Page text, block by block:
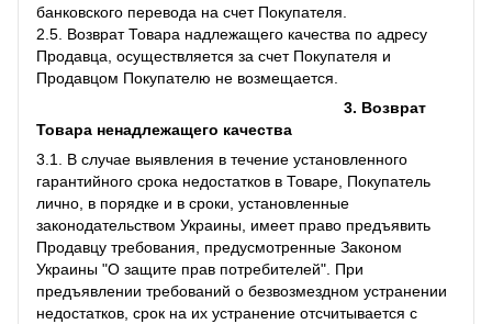
банковского перевода на счет Покупателя.
2.5. Возврат Товара надлежащего качества по адресу
Продавца, осуществляется за счет Покупателя и
Продавцом Покупателю не возмещается.
3. Возврат
Товара ненадлежащего качества
3.1. В случае выявления в течение установленного
гарантийного срока недостатков в Товаре, Покупатель
лично, в порядке и в сроки, установленные
законодательством Украины, имеет право предъявить
Продавцу требования, предусмотренные Законом
Украины "О защите прав потребителей". При
предъявлении требований о безвозмездном устранении
недостатков, срок на их устранение отсчитывается с